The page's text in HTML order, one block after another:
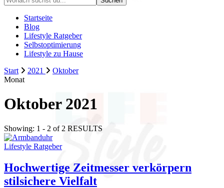
Startseite
Blog
Lifestyle Ratgeber
Selbstoptimierung
Lifestyle zu Hause
Start
2021
Oktober
Monat
Oktober 2021
Showing: 1 - 2 of 2 RESULTS
Lifestyle Ratgeber
Hochwertige Zeitmesser verkörpern
stilsichere Vielfalt